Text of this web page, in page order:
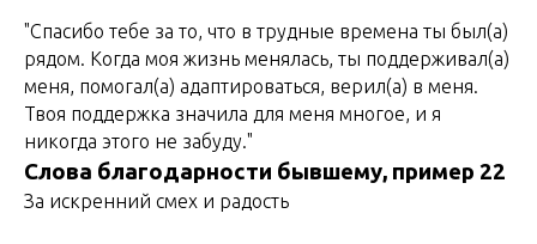
"Спасибо тебе за то, что в трудные времена ты был(а)
рядом. Когда моя жизнь менялась, ты поддерживал(а)
меня, помогал(а) адаптироваться, верил(а) в меня.
Твоя поддержка значила для меня многое, и я
никогда этого не забуду."
Слова благодарности бывшему, пример 22
За искренний смех и радость